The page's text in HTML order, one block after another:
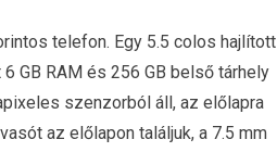
telefon. Egy 5.5 colos hajlított
GB RAM és 256 GB belső tárhely
szenzorból áll, az előlapra
az előlapon találjuk, a 7.5 mm